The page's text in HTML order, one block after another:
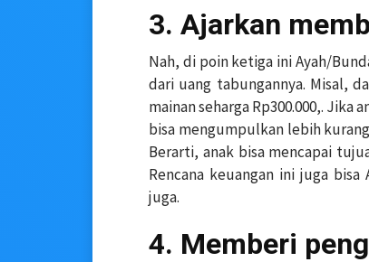
3. Ajarkan
Nah, di poin ketiga ini Ayah/
dari uang tabungannya. Misal,
mainan seharga Rp300.000,. Jika
bisa mengumpulkan lebih
Berarti, anak bisa mencapai
Rencana keuangan ini juga
juga.
4. Memberi